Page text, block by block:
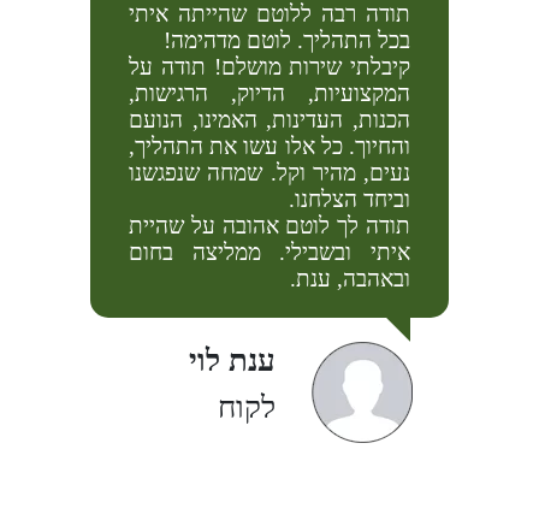
תודה רבה ללוטם שהייתה איתי
בכל התהליך. לוטם מדהימה!
קיבלתי שירות מושלם! תודה על
המקצועיות, הדיוק, הרגישות,
הכנות, העדינות, האמינו, הנועם
והחיוך. כל אלו עשו את התהליך,
נעים, מהיר וקל. שמחה שנפגשנו
וביחד הצלחנו.
תודה לך לוטם אהובה על שהיית
איתי ובשבילי. ממליצה בחום
ובאהבה, ענת.
ענת לוי
לקוח